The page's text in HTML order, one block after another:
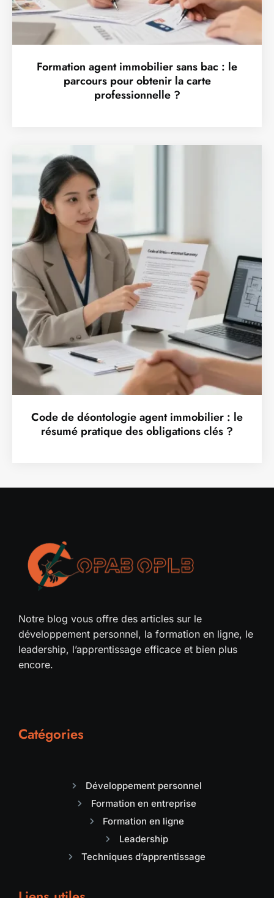
Formation agent immobilier sans bac : le
parcours pour obtenir la carte
professionnelle ?
Code de déontologie agent immobilier : le
résumé pratique des obligations clés ?
Notre blog vous offre des articles sur le
développement personnel, la formation en ligne, le
leadership, l’apprentissage efficace et bien plus
encore.
Catégories
Développement personnel
Formation en entreprise
Formation en ligne
Leadership
Techniques d’apprentissage